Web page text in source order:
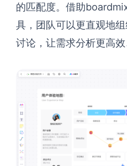
私有化部署
客户案例
企业版申请试用
满足企业级团队协作和管理
帮助支持
的匹配度。借助
具，团队可以更直观地
讨论，让需求分析更高效